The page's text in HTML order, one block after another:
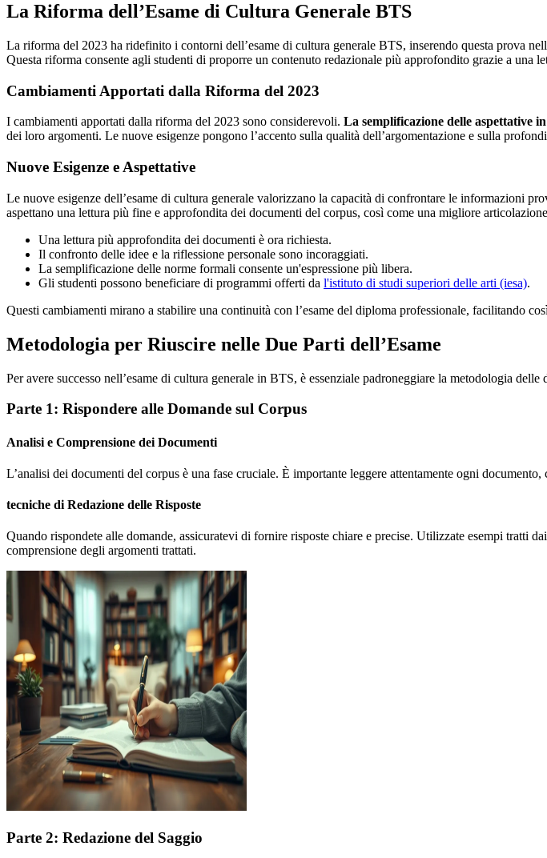
La Riforma dell’Esame di Cultura Generale BTS
La riforma del 2023 ha ridefinito i contorni dell’esame di cultura generale BTS, inserendo questa prova
Questa riforma consente agli studenti di proporre un contenuto redazionale più approfondito grazie a una
Cambiamenti Apportati dalla Riforma del 2023
I cambiamenti apportati dalla riforma del 2023 sono considerevoli. La semplificazione delle aspettative
dei loro argomenti. Le nuove esigenze pongono l’accento sulla qualità dell’argomentazione e sulla
Nuove Esigenze e Aspettative
Le nuove esigenze dell’esame di cultura generale valorizzano la capacità di confrontare le informazioni
aspettano una lettura più fine e approfondita dei documenti del corpus, così come una migliore
Una lettura più approfondita dei documenti è ora richiesta.
Il confronto delle idee e la riflessione personale sono incoraggiati.
La semplificazione delle norme formali consente un'espressione più libera.
Gli studenti possono beneficiare di programmi offerti da l'istituto di studi superiori delle arti (iesa).
Questi cambiamenti mirano a stabilire una continuità con l’esame del diploma professionale, facilitando
Metodologia per Riuscire nelle Due Parti dell’Esame
Per avere successo nell’esame di cultura generale in BTS, è essenziale padroneggiare la metodologia
Parte 1: Rispondere alle Domande sul Corpus
Analisi e Comprensione dei Documenti
L’analisi dei documenti del corpus è una fase cruciale. È importante leggere attentamente ogni
tecniche di Redazione delle Risposte
Quando rispondete alle domande, assicuratevi di fornire risposte chiare e precise. Utilizzate esempi tratti
comprensione degli argomenti trattati.
Parte 2: Redazione del Saggio